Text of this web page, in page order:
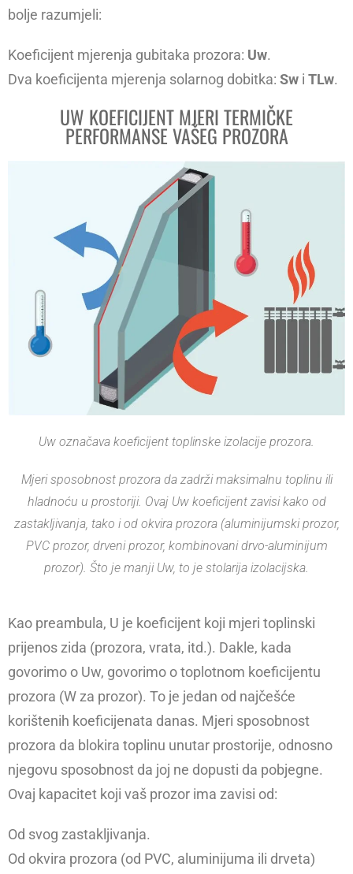
bolje razumjeli:
Koeficijent mjerenja gubitaka prozora: Uw.
Dva koeficijenta mjerenja solarnog dobitka: Sw i TLw.
UW KOEFICIJENT MJERI TERMIČKE
PERFORMANSE VAŠEG PROZORA
Uw označava koeficijent toplinske izolacije prozora.
Mjeri sposobnost prozora da zadrži maksimalnu toplinu ili
hladnoću u prostoriji. Ovaj Uw koeficijent zavisi kako od
zastakljivanja, tako i od okvira prozora (aluminijumski prozor,
PVC prozor, drveni prozor, kombinovani drvo-aluminijum
prozor). Što je manji Uw, to je stolarija izolacijska.
Kao preambula, U je koeficijent koji mjeri toplinski
prijenos zida (prozora, vrata, itd.). Dakle, kada
govorimo o Uw, govorimo o toplotnom koeficijentu
prozora (W za prozor). To je jedan od najčešće
korištenih koeficijenata danas. Mjeri sposobnost
prozora da blokira toplinu unutar prostorije, odnosno
njegovu sposobnost da joj ne dopusti da pobjegne.
Ovaj kapacitet koji vaš prozor ima zavisi od:
Od svog zastakljivanja.
Od okvira prozora (od PVC, aluminijuma ili drveta)